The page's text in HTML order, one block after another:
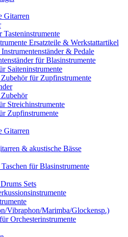
Gitarren
Tasteninstrumente
Ersatzteile & Werkstattartikel
& Pedale
für Blasinstrumente
Saiteninstrumente
Zubehör für Zupfinstrumente
Zubehör
Streichinstrumente
Zupfinstrumente
Gitarren
& akustische Bässe
für Blasinstrumente
Sets
Vibraphon/Marimba/Glockensp.)
Orchesterinstrumente